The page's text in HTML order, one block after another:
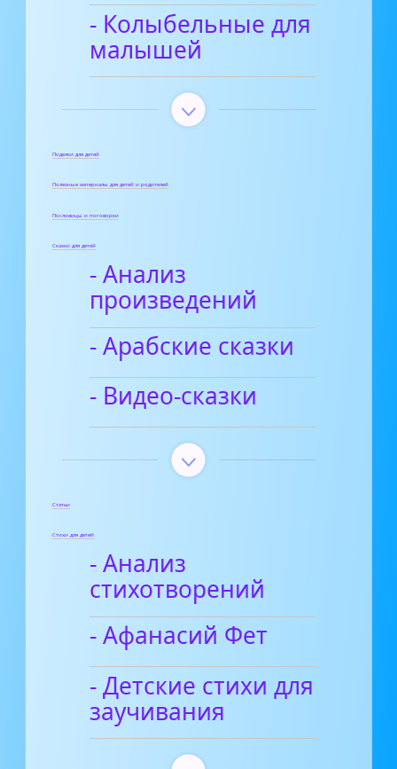
- Колыбельные для
малышей
Поделки для детей
Полезные материалы для детей и родителей
Пословицы и поговорки
Сказки для детей
- Анализ
произведений
- Арабские сказки
- Видео-сказки
Статьи
Стихи для детей
- Анализ
стихотворений
- Афанасий Фет
- Детские стихи для
заучивания